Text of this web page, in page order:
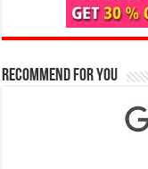
Recommend for You